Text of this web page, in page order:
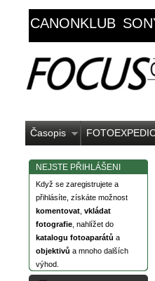
CANONKLUB
Časopis
NEJSTE PŘIHLÁŠENI
Když se zaregistrujete a
přihlásíte, získáte možnost
komentovat vkládat
fotografie , nahlížet do
katalogu fotoaparátů a
objektivů a mnoho dalších
výhod.